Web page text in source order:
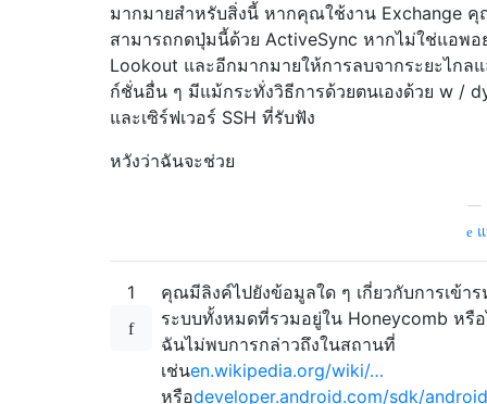
มากมายสำหรับสิ่งนี้ หากคุณใช้งาน Exchange
สามารถกดปุ่มนี้ด้วย ActiveSync หากไม่ใช่แอพอ
Lookout และอีกมากมายให้การลบจากระยะไกล
ก์ชั่นอื่น ๆ มีแม้กระทั่งวิธีการด้วยตนเองด้วย w /
และเซิร์ฟเวอร์ SSH ที่รับฟัง
หวังว่าฉันจะช่วย
—
1
คุณมีลิงค์ไปยังข้อมูลใด ๆ เกี่ยวกับการเข้า
ระบบทั้งหมดที่รวมอยู่ใน Honeycomb หรื
ฉันไม่พบการกล่าวถึงในสถานที่
เช่นen.wikipedia.org/wiki/…
หรือdeveloper.android.com/sdk/